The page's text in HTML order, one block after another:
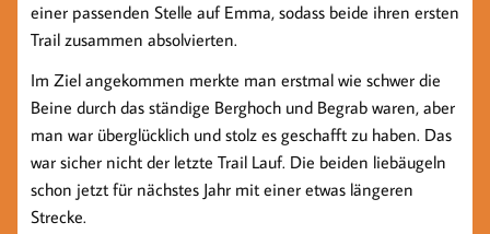
einer passenden Stelle auf Emma, sodass beide ihren ersten
Trail zusammen absolvierten.
Im Ziel angekommen merkte man erstmal wie schwer die
Beine durch das ständige Berghoch und Begrab waren, aber
man war überglücklich und stolz es geschafft zu haben. Das
war sicher nicht der letzte Trail Lauf. Die beiden liebäugeln
schon jetzt für nächstes Jahr mit einer etwas längeren
Strecke.